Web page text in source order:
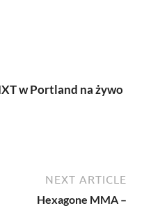
w Portland na żywo
NEXT ARTICLE
Hexagone MMA –